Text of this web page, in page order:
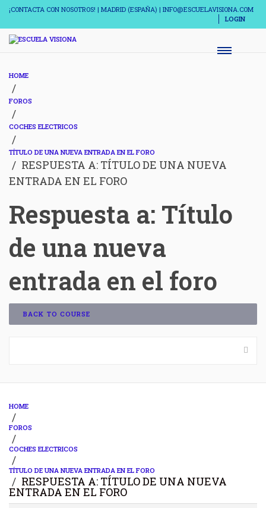
¡CONTACTA CON NOSOTROS! | MADRID (ESPAÑA) | INFO@ESCUELAVISIONA.COM
LOGIN
HOME
FOROS
COCHES ELECTRICOS
TÍTULO DE UNA NUEVA ENTRADA EN EL FORO
RESPUESTA A: TÍTULO DE UNA NUEVA
ENTRADA EN EL FORO
Respuesta a: Título
de una nueva
entrada en el foro
BACK TO COURSE
HOME
FOROS
COCHES ELECTRICOS
TÍTULO DE UNA NUEVA ENTRADA EN EL FORO
RESPUESTA A: TÍTULO DE UNA NUEVA
ENTRADA EN EL FORO